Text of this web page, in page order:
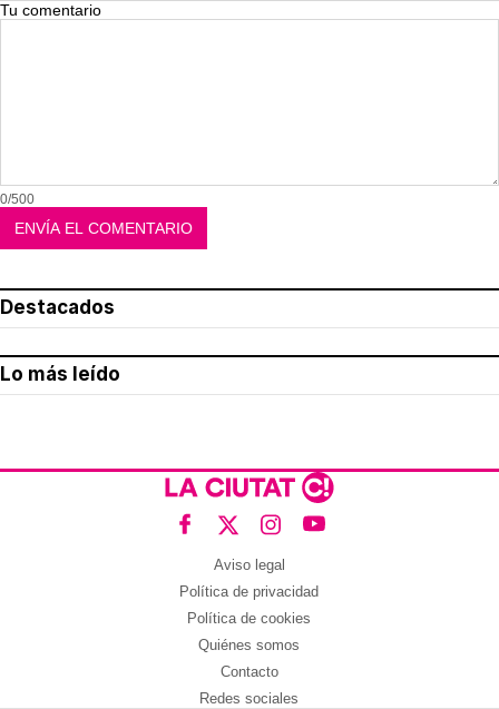
Tu comentario
0/500
Destacados
Lo más leído
Aviso legal
Política de privacidad
Política de cookies
Quiénes somos
Contacto
Redes sociales